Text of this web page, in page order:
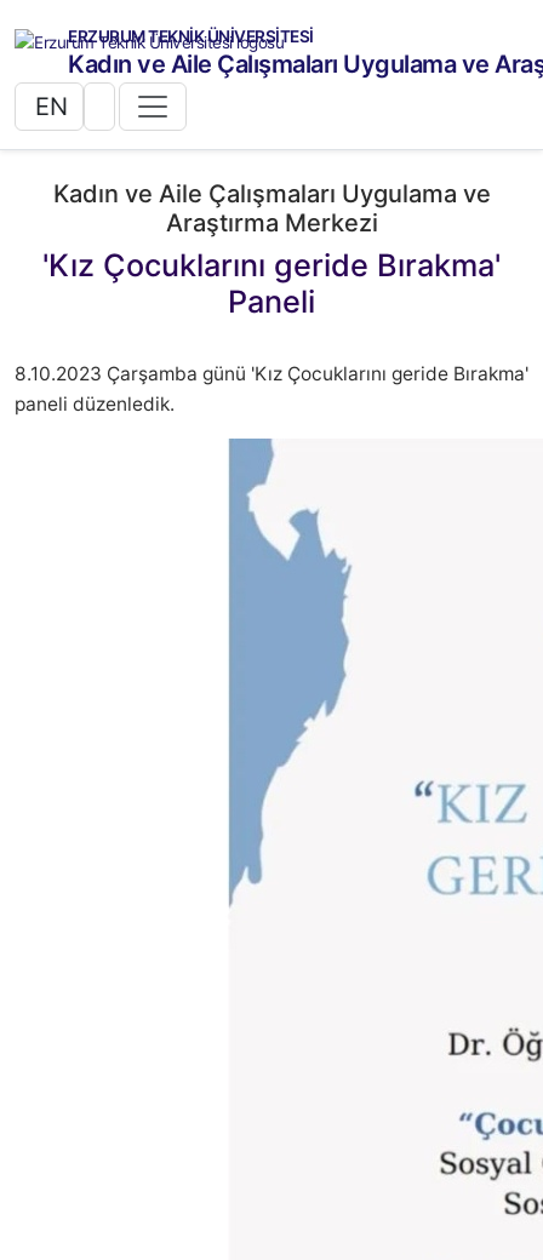
ERZURUM TEKNİK ÜNİVERSİTESİ
Kadın ve Aile Çalışmaları Uygulama ve
EN
Kadın ve Aile Çalışmaları Uygulama ve
Araştırma Merkezi
'Kız Çocuklarını geride Bırakma'
Paneli
8.10.2023 Çarşamba günü 'Kız Çocuklarını geride Bırakma'
paneli düzenledik.